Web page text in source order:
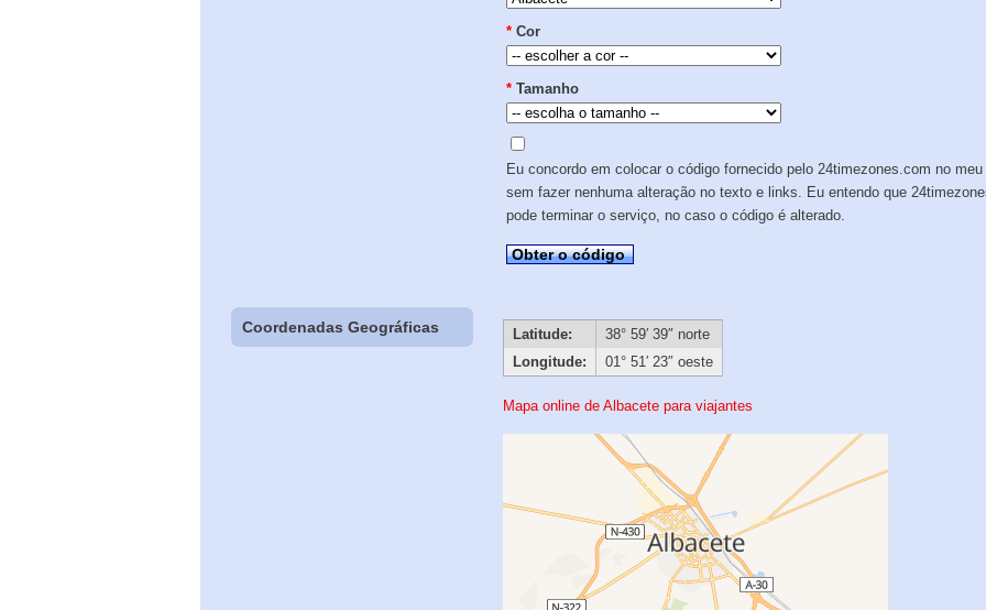
* Cor
* Tamanho
Eu concordo em colocar o código fornecido pelo 24timezones.com no
sem fazer nenhuma alteração no texto e links. Eu entendo que
pode terminar o serviço, no caso o código é alterado.
Obter o código
Coordenadas Geográficas Latitude:
38° 59′ 39″ norte
Longitude:
01° 51′ 23″ oeste
Mapa online de Albacete para viajantes